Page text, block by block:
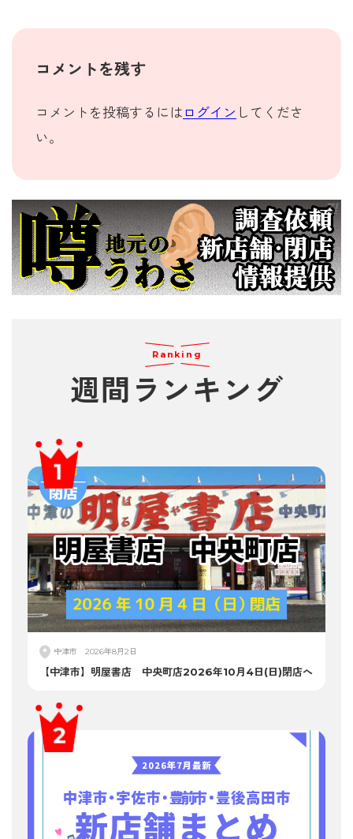
コメントを残す
コメントを投稿するには ログイン してくださ
い。
Ranking
週間 ランキング
中津市 2026年8月2日
【中津市】明屋書店 中央町店2026年10月4日(日)閉店へ